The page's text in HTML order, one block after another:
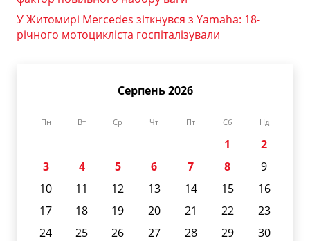
У Житомирі Mercedes зіткнувся з Yamaha: 18-
річного мотоцикліста госпіталізували
Серпень 2026
Пн Вт Ср Чт Пт Сб Нд
1
2
3
4 5 6 7 8
9
10
11 12 13 14 15
16
17
18 19 20 21 22
23
24
25 26 27 28 29
30